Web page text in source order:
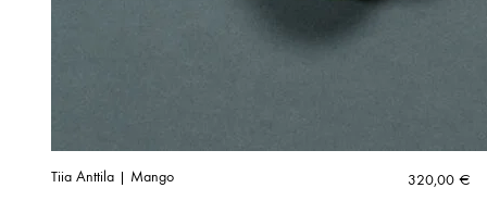
Tiia Anttila | Mango 320,00 €